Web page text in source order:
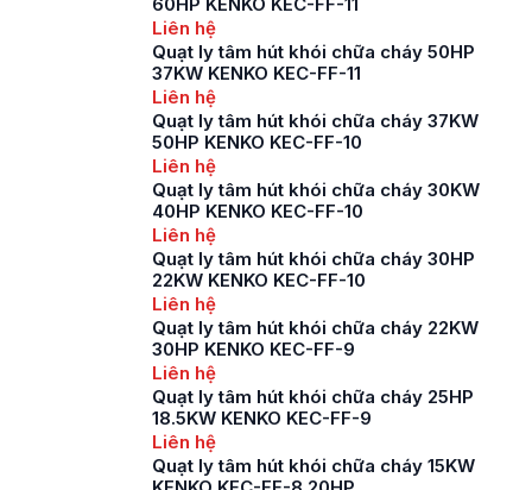
Liên hệ
Quạt ly tâm hút khói chữa cháy 50HP
37KW KENKO KEC-FF-11
Liên hệ
Quạt ly tâm hút khói chữa cháy 37KW
50HP KENKO KEC-FF-10
Liên hệ
Quạt ly tâm hút khói chữa cháy 30KW
40HP KENKO KEC-FF-10
Liên hệ
Quạt ly tâm hút khói chữa cháy 30HP
22KW KENKO KEC-FF-10
Liên hệ
Quạt ly tâm hút khói chữa cháy 22KW
30HP KENKO KEC-FF-9
Liên hệ
Quạt ly tâm hút khói chữa cháy 25HP
18.5KW KENKO KEC-FF-9
Liên hệ
Quạt ly tâm hút khói chữa cháy 15KW